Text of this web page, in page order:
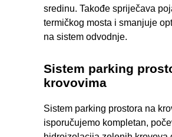
sredinu. Takođe spriječava
termičkog mosta i smanjuje
na sistem odvodnje.
Sistem parking
krovovima
Sistem parking prostora na
isporučujemo kompletan,